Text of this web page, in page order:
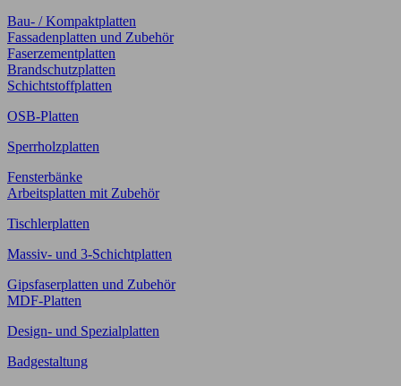
Bau- / Kompaktplatten
Fassadenplatten und Zubehör
Faserzementplatten
Brandschutzplatten
Schichtstoffplatten
OSB-Platten
Sperrholzplatten
Fensterbänke
Arbeitsplatten mit Zubehör
Tischlerplatten
Massiv- und 3-Schichtplatten
Gipsfaserplatten und Zubehör
MDF-Platten
Design- und Spezialplatten
Badgestaltung